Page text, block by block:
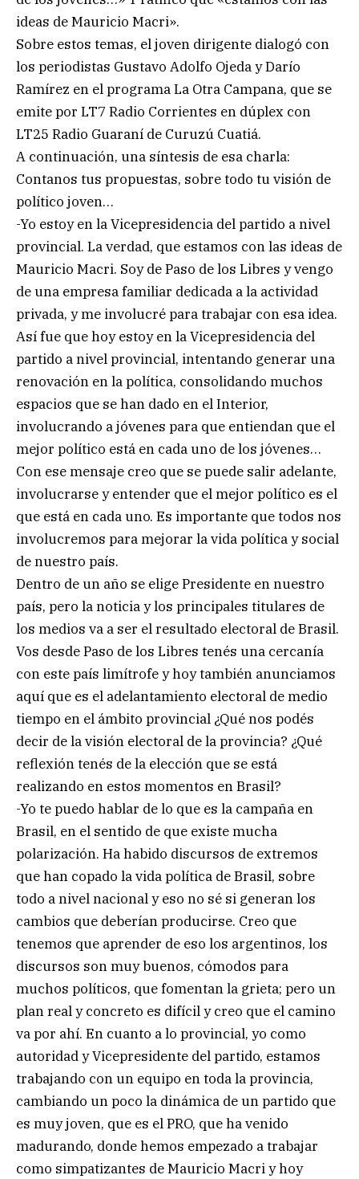
ideas de Mauricio Macri».
Sobre estos temas, el joven dirigente dialogó con
los periodistas Gustavo Adolfo Ojeda y Darío
Ramírez en el programa La Otra Campana, que se
emite por LT7 Radio Corrientes en dúplex con
LT25 Radio Guaraní de Curuzú Cuatiá.
A continuación, una síntesis de esa charla:
Contanos tus propuestas, sobre todo tu visión de
político joven…
-Yo estoy en la Vicepresidencia del partido a nivel
provincial. La verdad, que estamos con las ideas de
Mauricio Macri. Soy de Paso de los Libres y vengo
de una empresa familiar dedicada a la actividad
privada, y me involucré para trabajar con esa idea.
Así fue que hoy estoy en la Vicepresidencia del
partido a nivel provincial, intentando generar una
renovación en la política, consolidando muchos
espacios que se han dado en el Interior,
involucrando a jóvenes para que entiendan que el
mejor político está en cada uno de los jóvenes…
Con ese mensaje creo que se puede salir adelante,
involucrarse y entender que el mejor político es el
que está en cada uno. Es importante que todos nos
involucremos para mejorar la vida política y social
de nuestro país.
Dentro de un año se elige Presidente en nuestro
país, pero la noticia y los principales titulares de
los medios va a ser el resultado electoral de Brasil.
Vos desde Paso de los Libres tenés una cercanía
con este país limítrofe y hoy también anunciamos
aquí que es el adelantamiento electoral de medio
tiempo en el ámbito provincial ¿Qué nos podés
decir de la visión electoral de la provincia? ¿Qué
reflexión tenés de la elección que se está
realizando en estos momentos en Brasil?
-Yo te puedo hablar de lo que es la campaña en
Brasil, en el sentido de que existe mucha
polarización. Ha habido discursos de extremos
que han copado la vida política de Brasil, sobre
todo a nivel nacional y eso no sé si generan los
cambios que deberían producirse. Creo que
tenemos que aprender de eso los argentinos, los
discursos son muy buenos, cómodos para
muchos políticos, que fomentan la grieta; pero un
plan real y concreto es difícil y creo que el camino
va por ahí. En cuanto a lo provincial, yo como
autoridad y Vicepresidente del partido, estamos
trabajando con un equipo en toda la provincia,
cambiando un poco la dinámica de un partido que
es muy joven, que es el PRO, que ha venido
madurando, donde hemos empezado a trabajar
como simpatizantes de Mauricio Macri y hoy